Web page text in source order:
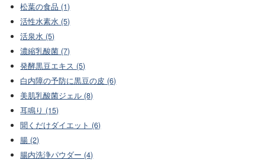
松葉の食品 (1)
活性水素水 (5)
活泉水 (5)
濃縮乳酸菌 (7)
発酵黒豆エキス (5)
白内障の予防に黒豆の皮 (6)
美肌乳酸菌ジェル (8)
耳鳴り (15)
聞くだけダイエット (6)
腸 (2)
腸内洗浄パウダー (4)